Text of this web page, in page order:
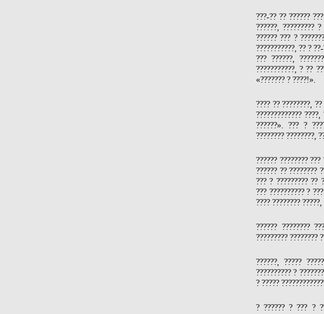
???-?? ?? ??????
??????, ?????????
?????? ??? ?
???????????, ?? ?
??? ??????,
???????????, ? ??
«??????? ? ????!».
???? ?? ????????,
?????????????
??????». ??? ?
???????? ????????,
?????? ????????
?????? ?? ????????
??? ? ????????? ??
??? ?????????? ?
???? ????????
?????? ????????
????????? ????????
??????, ?????
?????????? ?
? ?????
? ?????? ? ??? ?